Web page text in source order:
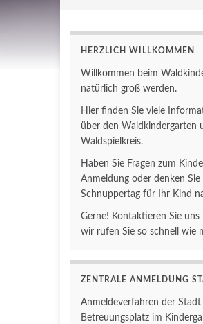
HERZLICH WILLKOMMEN
Willkommen beim
natürlich groß werden.
Hier finden Sie viele
über den Waldkindergarten
Waldspielkreis.
Haben Sie Fragen zum
Anmeldung oder denken Sie
Schnuppertag für Ihr Kind
Gerne! Kontaktieren Sie
wir rufen Sie so schnell wie
ZENTRALE ANMELDUNG
Anmeldeverfahren der
Betreuungsplatz im